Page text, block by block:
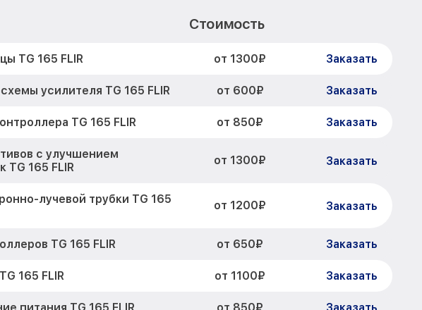
Стоимость
TG 165 FLIR от 1300₽ Заказать
усилителя TG 165 FLIR от 600₽ Заказать
TG 165 FLIR от 850₽ Заказать
с улучшением
TG 165 FLIR
от 1300₽ Заказать
лучевой трубки TG 165
от 1200₽ Заказать
TG 165 FLIR от 650₽ Заказать
165 FLIR от 1100₽ Заказать
от 850₽